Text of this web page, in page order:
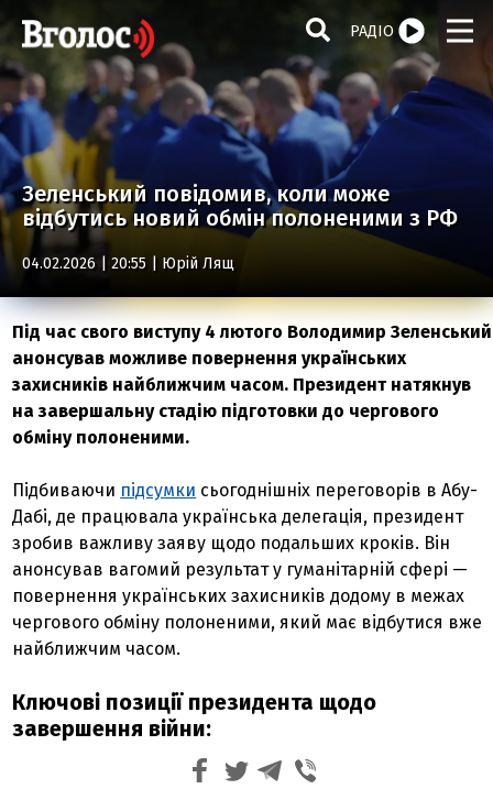
РАДІО
Зеленський повідомив, коли може
відбутись новий обмін полоненими з РФ
04.02.2026 | 20:55 | Юрій Лящ
Під час свого виступу 4 лютого Володимир Зеленський
анонсував можливе повернення українських
захисників найближчим часом. Президент натякнув
на завершальну стадію підготовки до чергового
обміну полоненими.
Підбиваючи підсумки сьогоднішніх переговорів в Абу-
Дабі, де працювала українська делегація, президент
зробив важливу заяву щодо подальших кроків. Він
анонсував вагомий результат у гуманітарній сфері —
повернення українських захисників додому в межах
чергового обміну полоненими, який має відбутися вже
найближчим часом.
Ключові позиції президента щодо
завершення війни: